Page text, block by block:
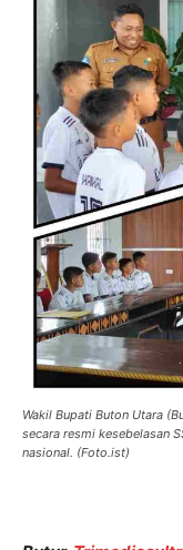
Wakil Bupati Buton Utara
secara resmi kesebelasan
nasional. (Foto.ist)